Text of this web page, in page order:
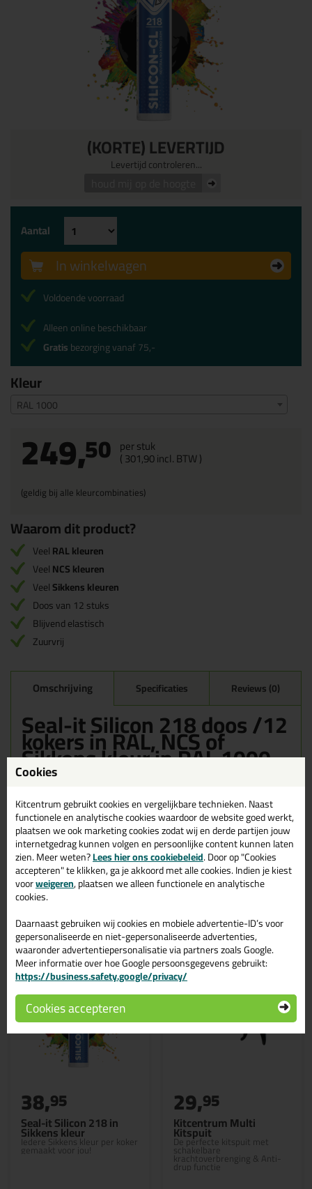
(KORTE) LEVERTIJD
Levertijd controleren...
Kleur
RAL 1000
249,50 per stuk
(301,90incl. BTW )
(geldig bij alle kleurcombinaties)
Aantal
In winkelwagen
Voldoende voorraad
Alleen online beschikbaar
Gratisbezorging vanaf 75,-
Waarom dit product?
VeelRAL kleuren
VeelNCS kleuren
VeelSikkens kleuren
Doos van 12 stuks
Blijvend elastisch
Zuurvrij
Omschrijving Specificaties Reviews (0)
Seal-it Silicon 218 doos /12
kokers in RAL, NCS of
Sikkens kleur in RAL 1000
Bestel de Seal-it Silicon 218 doos /12 kokers in RAL, NCS of
morgen in huis.
Wil je meer weten over de toepassing en kenmerken van dit
product?Lees alles over dit product >
Gerelateerde producten
Seal-it Silicon 218 in
Sikkens kleur
Iedere Sikkens kleur per koker
gemaakt voor jou!
38,95
Kitcentrum Multi
Kitspuit
De perfecte kitspuit met
schakelbare
krachtoverbrenging & Anti-
drup functie
29,95
Cookies
Kitcentrum gebruikt cookies en vergelijkbare technieken. Naast
functionele en analytische cookies waardoor de website goed werkt,
plaatsen we ook marketing cookies zodat wij en derde partijen jouw
internetgedrag kunnen volgen en persoonlijke content kunnen laten
zien. Meer weten?Lees hier ons cookiebeleid. Door op "Cookies
accepteren" te klikken, ga je akkoord met alle cookies. Indien je kiest
voorweigeren, plaatsen we alleen functionele en analytische
cookies.
Daarnaast gebruiken wij cookies en mobiele advertentie-ID’s voor
gepersonaliseerde en niet-gepersonaliseerde advertenties,
waaronder advertentiepersonalisatie via partners zoals Google.
Meer informatie over hoe Google persoonsgegevens gebruikt:
https://business.safety.google/privacy/
Cookies accepteren